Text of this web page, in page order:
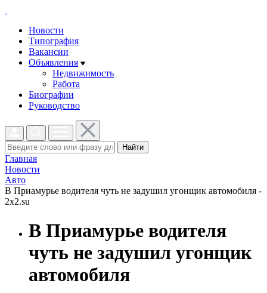
Новости
Типография
Вакансии
Объявления
Недвижимость
Работа
Биографии
Руководство
Найти
Главная
Новости
Авто
В Приамурье водителя чуть не задушил угонщик автомобиля -
2x2.su
В Приамурье водителя
чуть не задушил угонщик
автомобиля